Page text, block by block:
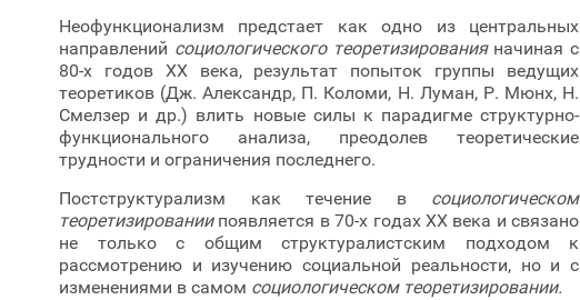
Неофункционализм предстает как одно из центральных
направлений социологического теоретизированияначиная с
80-х годов ХХ века, результат попыток группы ведущих
теоретиков (Дж. Александр, П. Коломи, Н. Луман, Р. Мюнх, Н.
Смелзер и др.) влить новые силы к парадигме структурно-
функционального анализа, преодолев теоретические
трудности и ограничения последнего.
Постструктурализм как течение в социологическом
теоретизированиипоявляется в 70-х годах ХХ века и связано
не только с общим структуралистским подходом к
рассмотрению и изучению социальной реальности, но и с
изменениями в самом социологическом теоретизировании.